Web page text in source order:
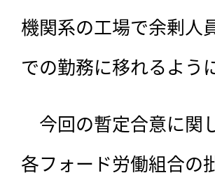
機関系の工場で余剰人
での勤務に移れるよう
今回の暫定合意に関
各フォード労働組合の